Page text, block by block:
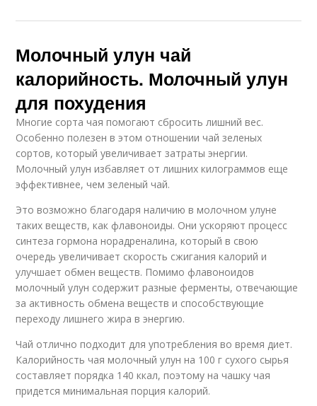
Молочный улун чай
калорийность. Молочный улун
для похудения
Многие сорта чая помогают сбросить лишний вес.
Особенно полезен в этом отношении чай зеленых
сортов, который увеличивает затраты энергии.
Молочный улун избавляет от лишних килограммов еще
эффективнее, чем зеленый чай.
Это возможно благодаря наличию в молочном улуне
таких веществ, как флавоноиды. Они ускоряют процесс
синтеза гормона норадреналина, который в свою
очередь увеличивает скорость сжигания калорий и
улучшает обмен веществ. Помимо флавоноидов
молочный улун содержит разные ферменты, отвечающие
за активность обмена веществ и способствующие
переходу лишнего жира в энергию.
Чай отлично подходит для употребления во время диет.
Калорийность чая молочный улун на 100 г сухого сырья
составляет порядка 140 ккал, поэтому на чашку чая
придется минимальная порция калорий.